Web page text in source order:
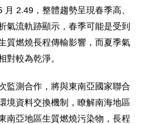
月 2.49，整體趨勢呈現春季高、
氣流軌跡顯示，春季可能是受到
質燃燒長程傳輸影響，而夏季氣
對較為乾淨。
監測合作，將與東南亞國家聯合
境資料交換機制，瞭解南海地區
南亞地區生質燃燒污染物，長程